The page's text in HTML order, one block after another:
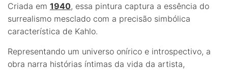
Criada em 1940, essa pintura captura a essência do
surrealismo mesclado com a precisão simbólica
característica de Kahlo.
Representando um universo onírico e introspectivo, a
obra narra histórias íntimas da vida da artista,